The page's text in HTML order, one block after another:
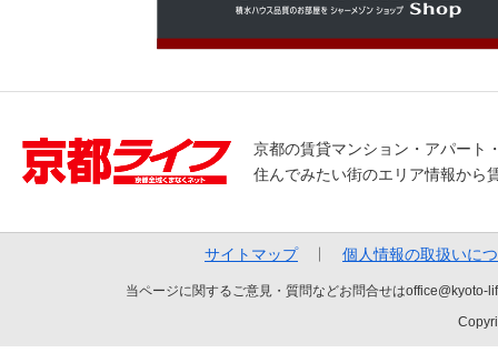
京都の賃貸マンション・アパート
住んでみたい街のエリア情報から
サイトマップ 個人情報の取扱いに
当ページに関するご意見・質問などお問合せは